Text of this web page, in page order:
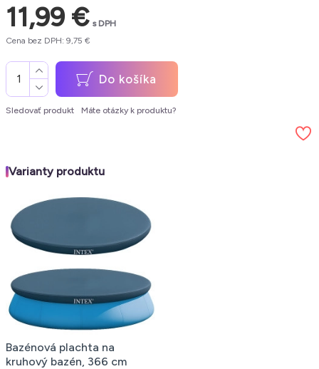
11,99 € s DPH
Cena bez DPH: 9,75 €
Do košíka
Sledovať produkt Máte otázky k produktu?
Varianty produktu
Bazénová plachta na
kruhový bazén, 366 cm